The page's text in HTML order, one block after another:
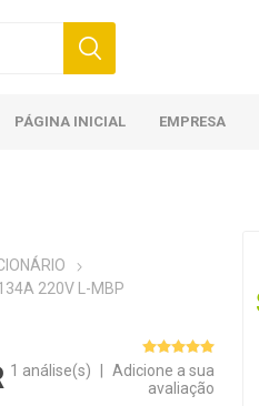
PÁGINA INICIAL EMPRESA
220V L-MBP
1 análise(s)
Adicione a sua
avaliação